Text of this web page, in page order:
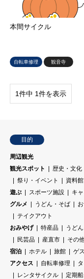
本間サイクル
自転車修理 観音寺
1件中 1件を表示
目的
周辺観光
観光スポット
歴史・文化
祭り・イベント
資料館
遊ぶ
スポーツ施設 キ
グルメ
うどん・そば
テイクアウト
おみやげ
特産品 うどん
民芸品
産直市
その
宿泊
ホテル 旅館 ゲ
アクセス
自転車修理
レンタサイクル
定期